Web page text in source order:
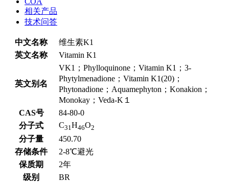
相关产品
技术问答
中文名称
维生素K1
英文名称
Vitamin K1
英文别名
VK1；Phylloquinone；Vitamin K1；3-
Phytylmenadione；Vitamin K1(20)；
Phytonadione；Aquamephyton；Konakion；
Monokay；Veda-K１
CAS号
84-80-0
分子式
C31H46O2
分子量
450.70
存储条件
2-8℃避光
保质期
2年
级别
BR